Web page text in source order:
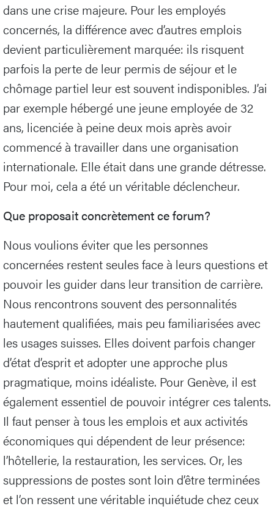
dans une crise majeure. Pour les employés
concernés, la différence avec d’autres emplois
devient particulièrement marquée: ils risquent
parfois la perte de leur permis de séjour et le
chômage partiel leur est souvent indisponibles. J’ai
par exemple hébergé une jeune employée de 32
ans, licenciée à peine deux mois après avoir
commencé à travailler dans une organisation
internationale. Elle était dans une grande détresse.
Pour moi, cela a été un véritable déclencheur.
Que proposait concrètement ce forum?
Nous voulions éviter que les personnes
concernées restent seules face à leurs questions et
pouvoir les guider dans leur transition de carrière.
Nous rencontrons souvent des personnalités
hautement qualifiées, mais peu familiarisées avec
les usages suisses. Elles doivent parfois changer
d’état d’esprit et adopter une approche plus
pragmatique, moins idéaliste. Pour Genève, il est
également essentiel de pouvoir intégrer ces talents.
Il faut penser à tous les emplois et aux activités
économiques qui dépendent de leur présence:
l’hôtellerie, la restauration, les services. Or, les
suppressions de postes sont loin d’être terminées
et l’on ressent une véritable inquiétude chez ceux